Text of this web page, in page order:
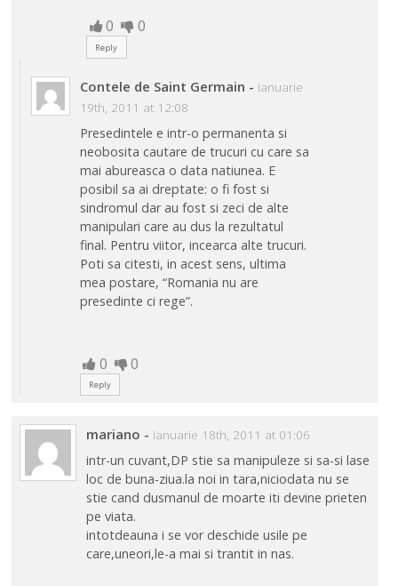
0 0
Reply
Contele de Saint Germain - ianuarie
19th, 2011 at 12:08
Presedintele e intr-o permanenta si
neobosita cautare de trucuri cu care sa
mai abureasca o data natiunea. E
posibil sa ai dreptate: o fi fost si
sindromul dar au fost si zeci de alte
manipulari care au dus la rezultatul
final. Pentru viitor, incearca alte trucuri.
Poti sa citesti, in acest sens, ultima
mea postare, “Romania nu are
presedinte ci rege”.
0 0
Reply
mariano - ianuarie 18th, 2011 at 01:06
intr-un cuvant,DP stie sa manipuleze si sa-si lase
loc de buna-ziua.la noi in tara,niciodata nu se
stie cand dusmanul de moarte iti devine prieten
pe viata.
intotdeauna i se vor deschide usile pe
care,uneori,le-a mai si trantit in nas.